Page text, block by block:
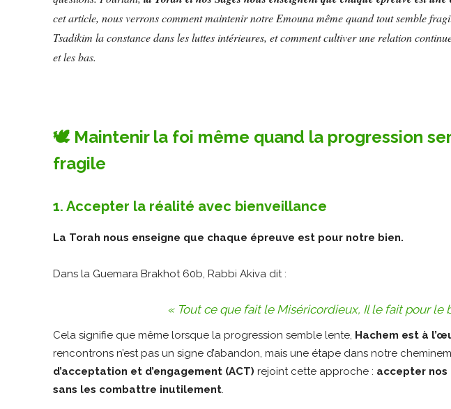
cet article, nous verrons comment maintenir notre Emouna même quand tout semble
Tsadikim la constance dans les luttes intérieures, et comment cultiver une relation
et les bas.
🕊️ Maintenir la foi même quand la progression
fragile
1. Accepter la réalité avec bienveillance
La Torah nous enseigne que chaque épreuve est pour notre bien.
Dans la Guemara Brakhot 60b, Rabbi Akiva dit :
« Tout ce que fait le Miséricordieux, Il le fait pour le
Cela signifie que même lorsque la progression semble lente, Hachem est à
rencontrons n’est pas un signe d’abandon, mais une étape dans notre
d’acceptation et d’engagement (ACT) rejoint cette approche : accepter
sans les combattre inutilement.